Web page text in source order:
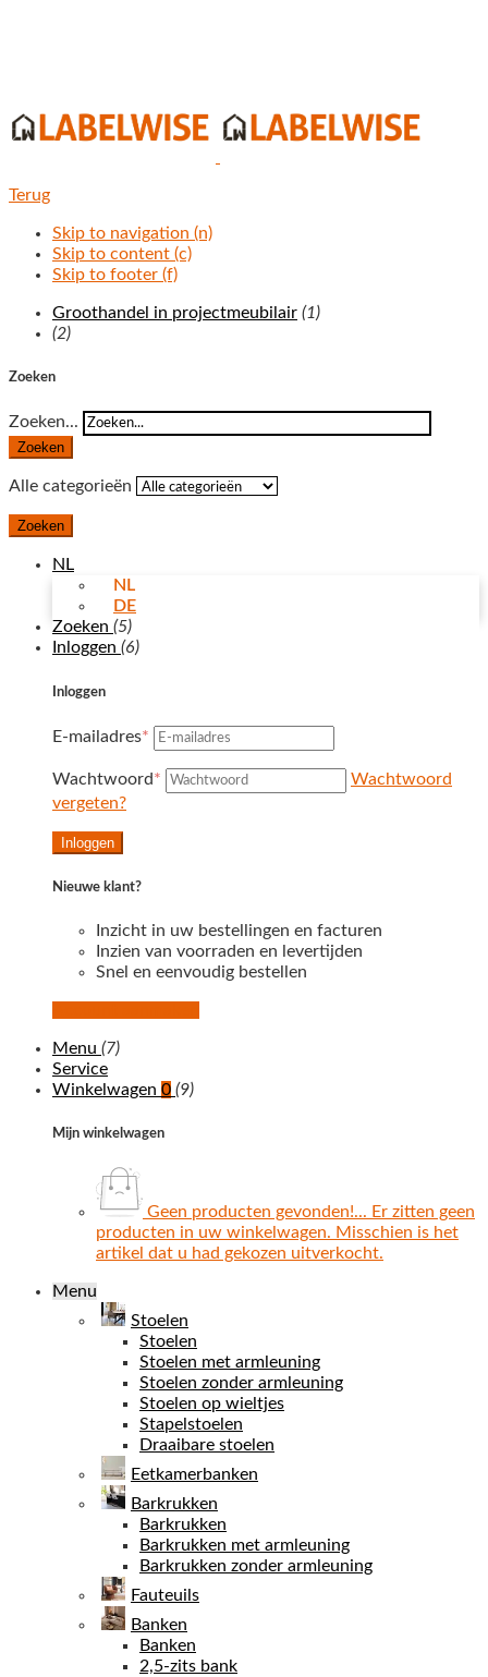
Terug
Skip to navigation (n)
Skip to content (c)
Skip to footer (f)
Groothandel in projectmeubilair (1)
(2)
Zoeken
Zoeken...
Zoeken
Alle categorieën
Zoeken
NL
NL
DE
Zoeken (5)
Inloggen (6)
Inloggen
E-mailadres*
Wachtwoord*
Wachtwoord
vergeten?
Inloggen
Nieuwe klant?
Inzicht in uw bestellingen en facturen
Inzien van voorraden en levertijden
Snel en eenvoudig bestellen
Menu (7)
Service
Winkelwagen 0 (9)
Mijn winkelwagen
Geen producten gevonden!... Er zitten geen
producten in uw winkelwagen. Misschien is het
artikel dat u had gekozen uitverkocht.
Menu
Stoelen
Stoelen
Stoelen met armleuning
Stoelen zonder armleuning
Stoelen op wieltjes
Stapelstoelen
Draaibare stoelen
Eetkamerbanken
Barkrukken
Barkrukken
Barkrukken met armleuning
Barkrukken zonder armleuning
Fauteuils
Banken
Banken
2,5-zits bank